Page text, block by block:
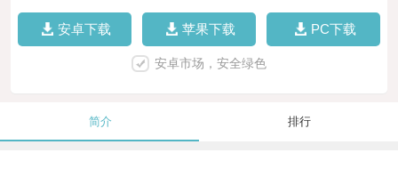
安卓下载 苹果下载 PC下载
安卓市场，安全绿色
简介 排行